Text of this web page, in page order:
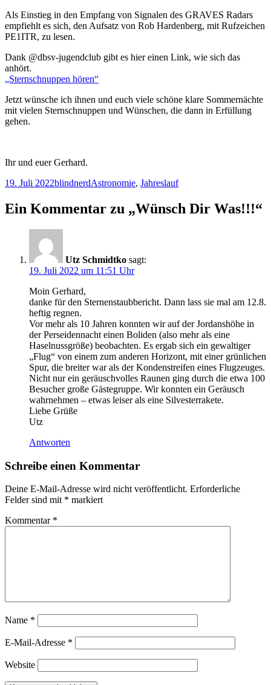
Als Einstieg in den Empfang von Signalen des GRAVES Radars
empfiehlt es sich, den Aufsatz von Rob Hardenberg, mit Rufzeichen
PE1ITR, zu lesen.
Dank @dbsv-jugendclub gibt es hier einen Link, wie sich das
anhört.
„Sternschnuppen hören“
Jetzt wünsche ich ihnen und euch viele schöne klare Sommernächte
mit vielen Sternschnuppen und Wünschen, die dann in Erfüllung
gehen.
Ihr und euer Gerhard.
Veröffentlicht
19. Juli 2022Autor
blindnerdKategorien
Astronomie, Jahreslauf
Ein Kommentar zu „Wünsch Dir Was!!!“
Utz Schmidtko sagt:
19. Juli 2022 um 11:51 Uhr
Moin Gerhard,
danke für den Sternenstaubbericht. Dann lass sie mal am 12.8.
heftig regnen.
Vor mehr als 10 Jahren konnten wir auf der Jordanshöhe in
der Perseidennacht einen Boliden (also mehr als eine
Haselnussgröße) beobachten. Es ergab sich ein gewaltiger
„Flug“ von einem zum anderen Horizont, mit einer grünlichen
Spur, die breiter war als der Kondenstreifen eines Flugzeuges.
Nicht nur ein geräuschvolles Raunen ging durch die etwa 100
Besucher große Gästegruppe. Wir konnten ein Geräusch
wahrnehmen – etwas leiser als eine Silvesterrakete.
Liebe Grüße
Utz
Antworten
Schreibe einen Kommentar
Deine E-Mail-Adresse wird nicht veröffentlicht. Erforderliche
Felder sind mit * markiert
Kommentar *
Name *
E-Mail-Adresse *
Website